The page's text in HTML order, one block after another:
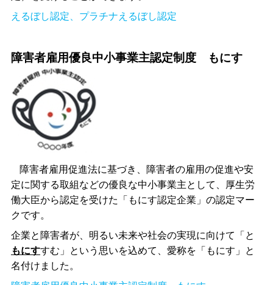
えるぼし認定、プラチナえるぼし認定
障害者雇用優良中小事業主認定制度 もにす
障害者雇用促進法に基づき、障害者の雇用の促進や安
定に関する取組などの優良な中小事業主として、厚生労
働大臣から認定を受けた「もにす認定企業」の認定マー
クです。
企業と障害者が、明るい未来や社会の実現に向けて「と
もにすすむ」という思いを込めて、愛称を「もにす」と
名付けました。